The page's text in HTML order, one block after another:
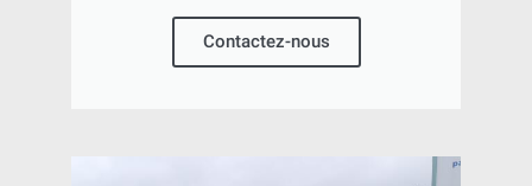
Contactez-nous